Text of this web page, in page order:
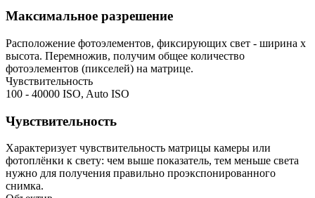
Максимальное разрешение
Расположение фотоэлементов, фиксирующих свет - ширина х
высота. Перемножив, получим общее количество
фотоэлементов (пикселей) на матрице.
Чувствительность
100 - 40000 ISO, Auto ISO
Чувствительность
Характеризует чувствительность матрицы камеры или
фотоплёнки к свету: чем выше показатель, тем меньше света
нужно для получения правильно проэкспонированного
снимка.